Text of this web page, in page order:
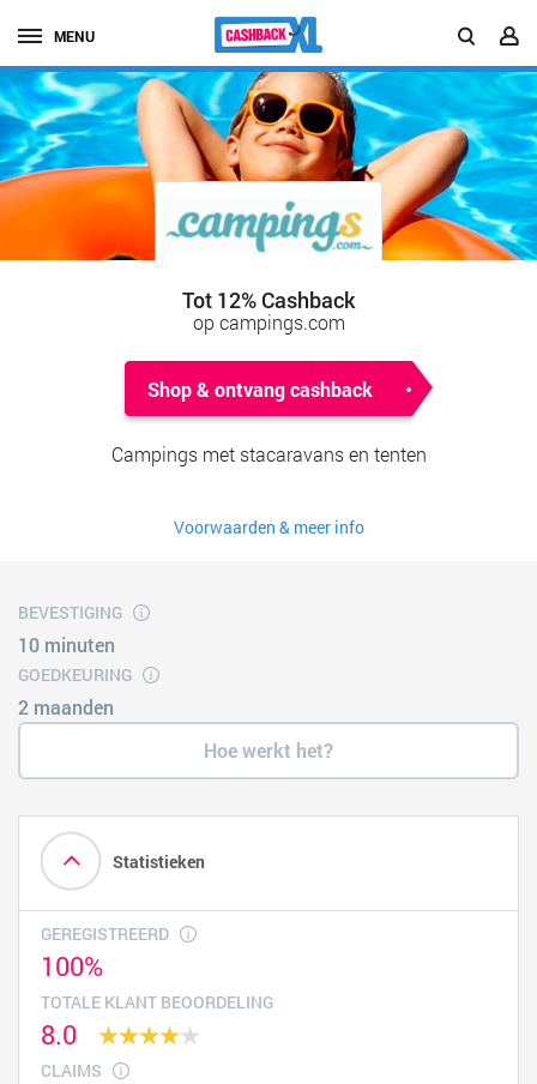
MENU
Tot 12% Cashback
op campings.com
Shop & ontvang cashback
Campings met stacaravans en tenten
Voorwaarden & meer info
BEVESTIGING
10 minuten
GOEDKEURING
2 maanden
Hoe werkt het?
Statistieken
GEREGISTREERD
100%
TOTALE KLANT BEOORDELING
8.0
CLAIMS